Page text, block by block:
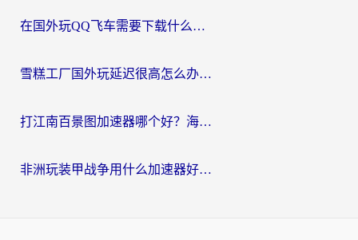
在国外玩QQ飞车需要下载什么加速器呢？海外党亲测有效的国服游戏加速指南
雪糕工厂国外玩延迟很高怎么办？海外玩家国服游戏加速终极攻略（附实测推荐）
打江南百景图加速器哪个好？海外党踩坑N次后，终于找到不卡的秘诀
非洲玩装甲战争用什么加速器好？海外党亲测有效的国服游戏加速方案